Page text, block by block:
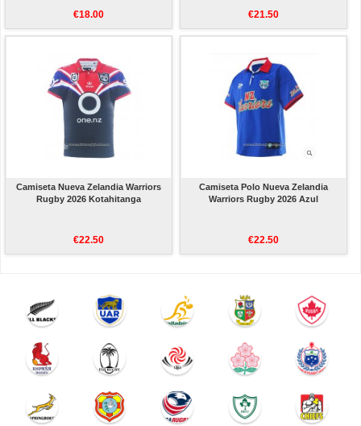
€18.00 €21.50
Camiseta Nueva Zelandia Warriors
Rugby 2026 Kotahitanga
€22.50
Camiseta Polo Nueva Zelandia
Warriors Rugby 2026 Azul
€22.50